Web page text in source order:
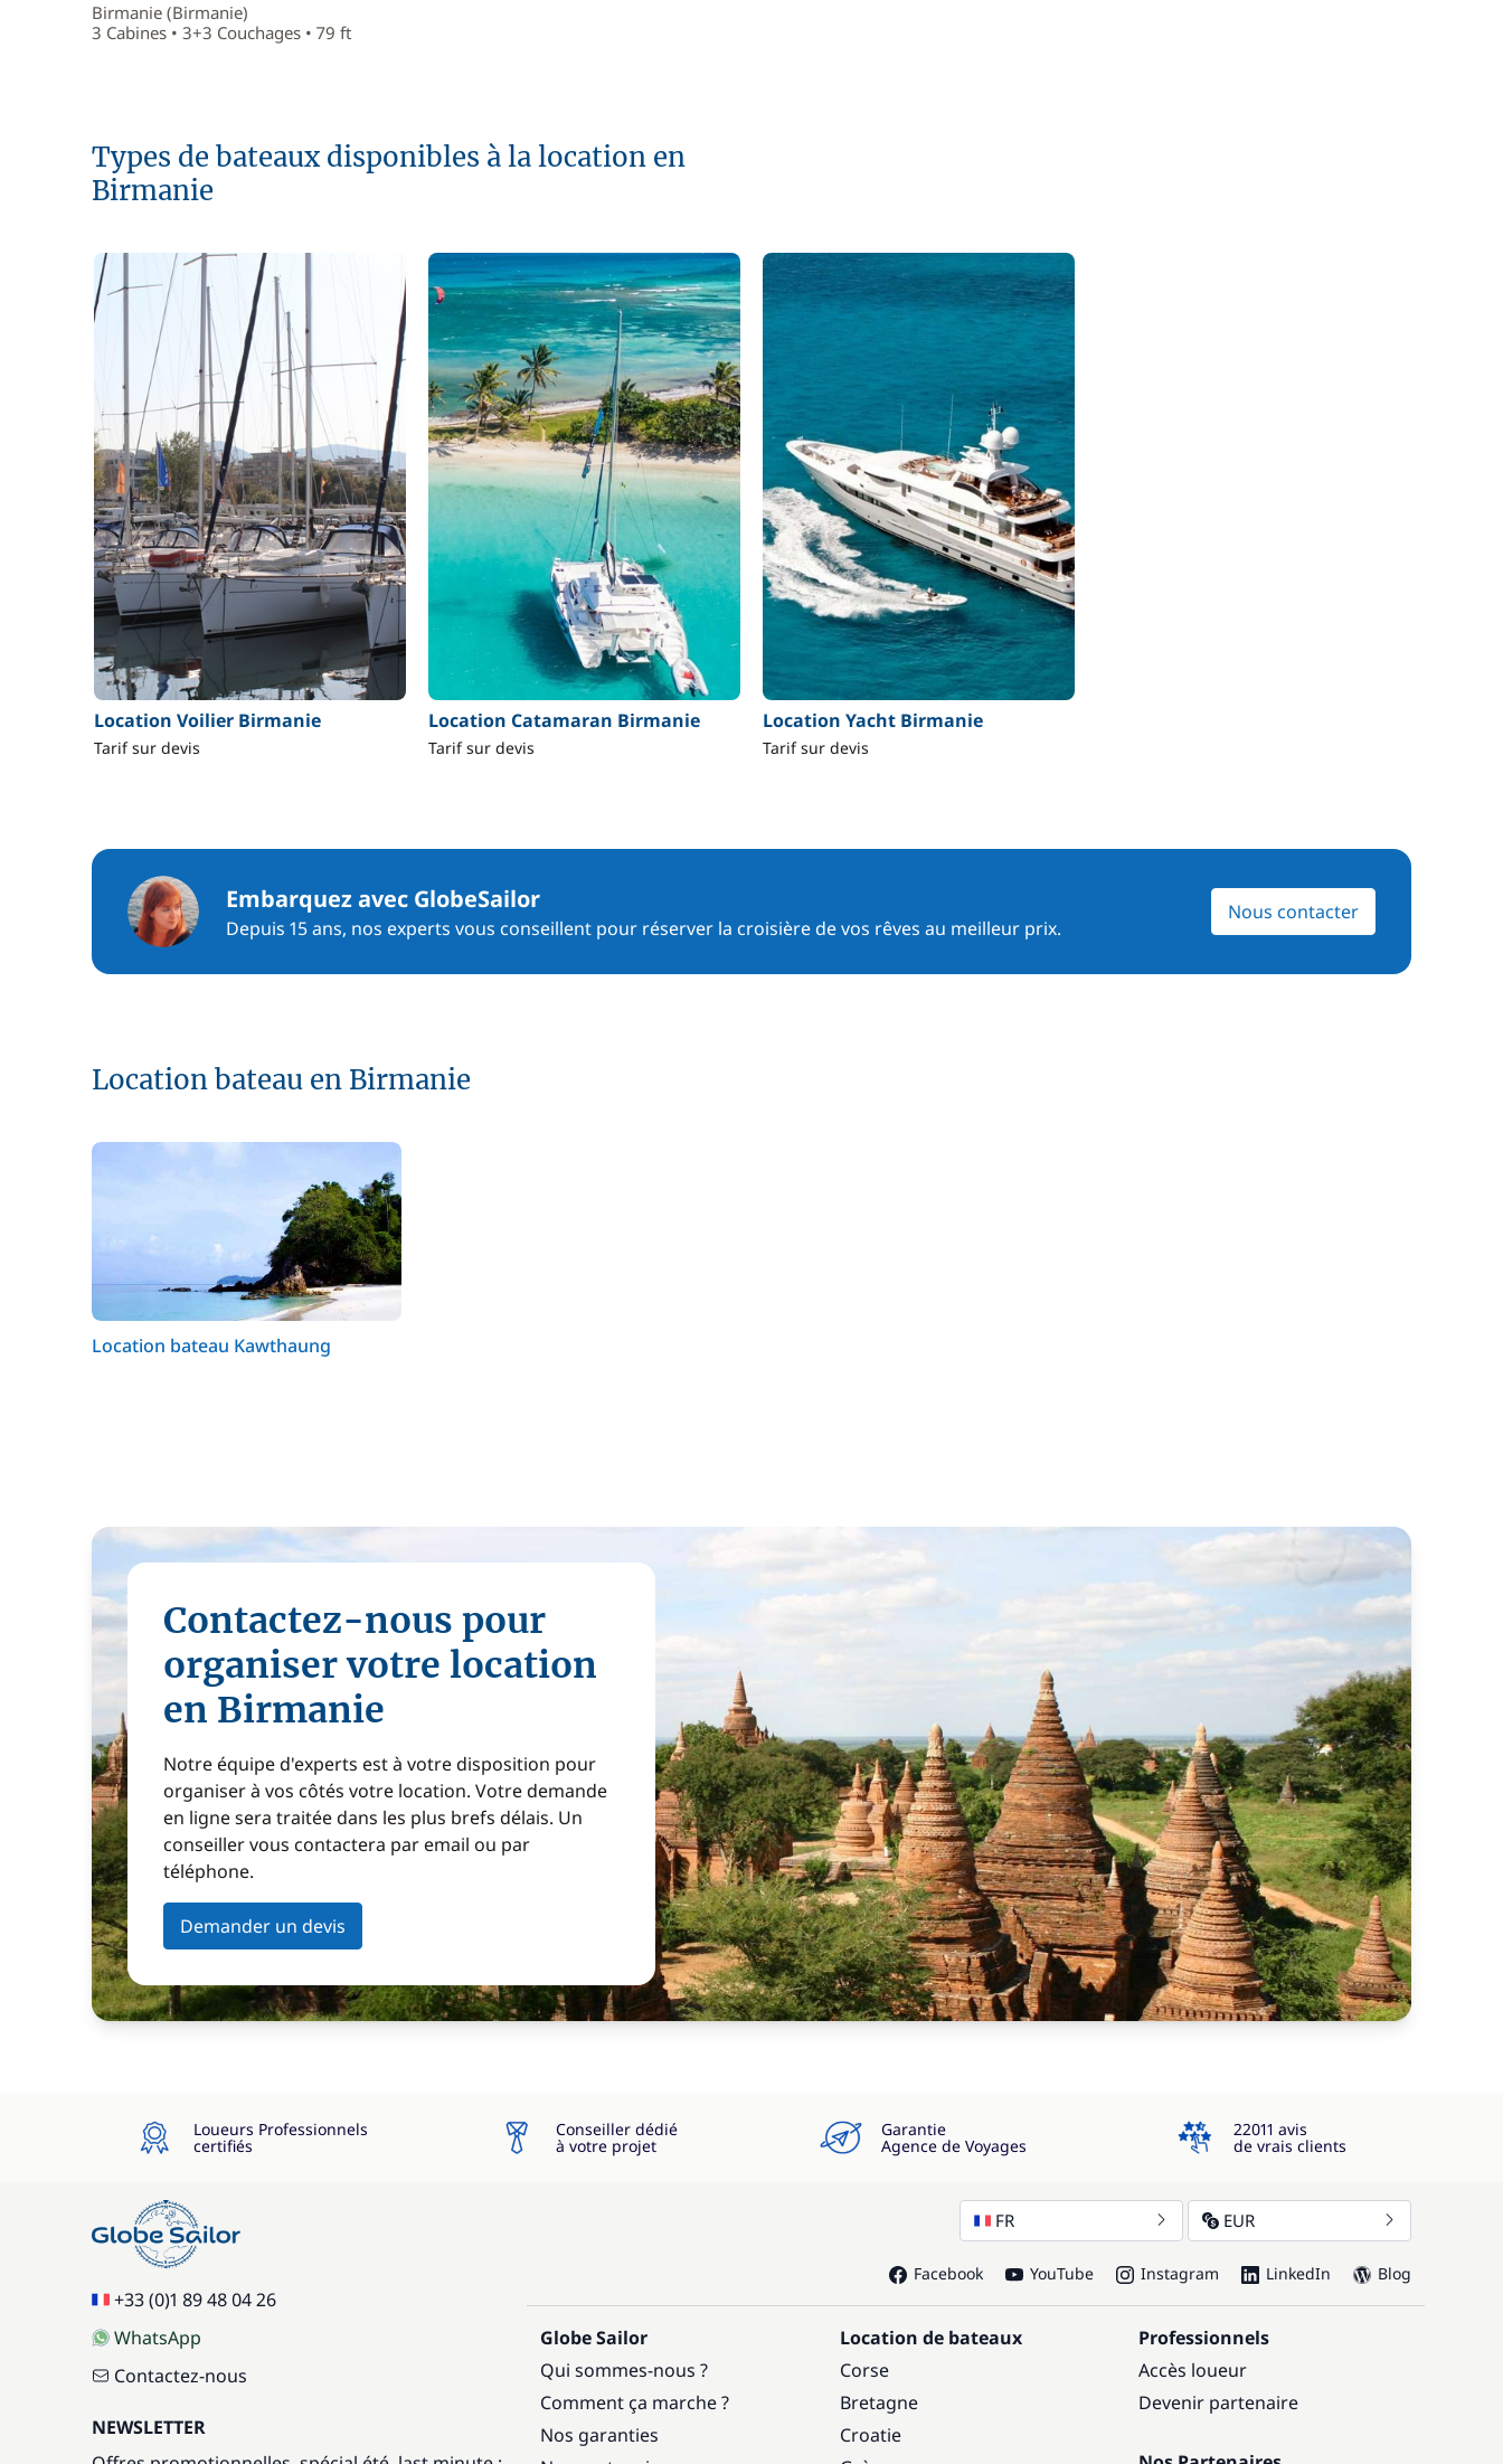
Birmanie (Birmanie)
3 Cabines • 3+3 Couchages • 79 ft
Types de bateaux disponibles à la location en
Birmanie
Location Voilier Birmanie
Tarif sur devis
Location Catamaran Birmanie
Tarif sur devis
Location Yacht Birmanie
Tarif sur devis
Embarquez avec GlobeSailor
Depuis 15 ans, nos experts vous conseillent pour réserver la croisière de vos rêves au meilleur prix.
Nous contacter
Location bateau en Birmanie
Location bateau Kawthaung
Contactez-nous pour
organiser votre location
en Birmanie
Notre équipe d'experts est à votre disposition pour
organiser à vos côtés votre location. Votre demande
en ligne sera traitée dans les plus brefs délais. Un
conseiller vous contactera par email ou par
téléphone.
Demander un devis
Loueurs Professionnels
certifiés
Conseiller dédié
à votre projet
Garantie
Agence de Voyages
4.3
22011 avis
de vrais clients
+33 (0)1 89 48 04 26
WhatsApp
Contactez-nous
NEWSLETTER
FR EUR
Facebook YouTube Instagram LinkedIn Blog
Globe Sailor
Qui sommes-nous ?
Comment ça marche ?
Nos garanties
Location de bateaux
Corse
Bretagne
Croatie
Professionnels
Accès loueur
Devenir partenaire